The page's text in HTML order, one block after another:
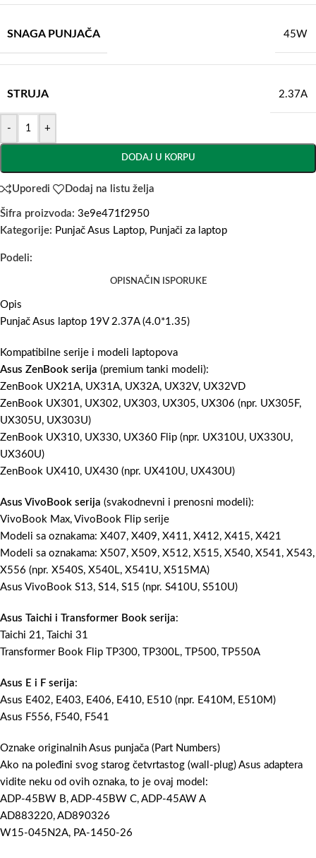
SNAGA PUNJAČA 45W
STRUJA 2.37A
- +
DODAJ U KORPU
Uporedi Dodaj na listu želja
Šifra proizvoda: 3e9e471f2950
Kategorije: Punjač Asus Laptop, Punjači za laptop
Podeli:
OPISNAČIN ISPORUKE
Opis
Punjač Asus laptop 19V 2.37A (4.0*1.35)
Kompatibilne serije i modeli laptopova
Asus ZenBook serija (premium tanki modeli):
ZenBook UX21A, UX31A, UX32A, UX32V, UX32VD
ZenBook UX301, UX302, UX303, UX305, UX306 (npr. UX305F,
UX305U, UX303U)
ZenBook UX310, UX330, UX360 Flip (npr. UX310U, UX330U,
UX360U)
ZenBook UX410, UX430 (npr. UX410U, UX430U)
Asus VivoBook serija (svakodnevni i prenosni modeli):
VivoBook Max, VivoBook Flip serije
Modeli sa oznakama: X407, X409, X411, X412, X415, X421
Modeli sa oznakama: X507, X509, X512, X515, X540, X541, X543,
X556 (npr. X540S, X540L, X541U, X515MA)
Asus VivoBook S13, S14, S15 (npr. S410U, S510U)
Asus Taichi i Transformer Book serija:
Taichi 21, Taichi 31
Transformer Book Flip TP300, TP300L, TP500, TP550A
Asus E i F serija:
Asus E402, E403, E406, E410, E510 (npr. E410M, E510M)
Asus F556, F540, F541
Oznake originalnih Asus punjača (Part Numbers)
Ako na poleđini svog starog četvrtastog (wall-plug) Asus adaptera
vidite neku od ovih oznaka, to je ovaj model:
ADP-45BW B, ADP-45BW C, ADP-45AW A
AD883220, AD890326
W15-045N2A, PA-1450-26